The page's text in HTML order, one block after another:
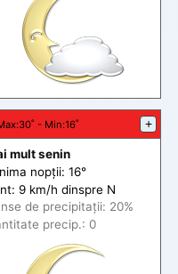
:30˚ - Min:16˚ +
mult senin
nopții: 16°
9 km/h dinspre N
de precipitații: 20%
precip.: 0